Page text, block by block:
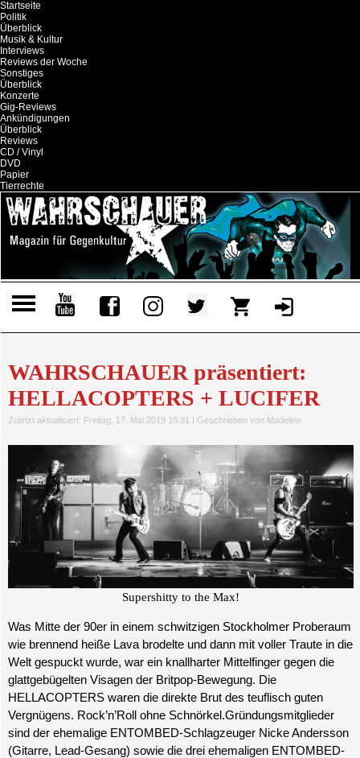
Startseite
Politik
Überblick
Musik & Kultur
Interviews
Reviews der Woche
Sonstiges
Überblick
Konzerte
Gig-Reviews
Ankündigungen
Überblick
Reviews
CD / Vinyl
DVD
Papier
Tierrechte
WAHRSCHAUER präsentiert:
HELLACOPTERS + LUCIFER
Zuletzt aktualisiert: Freitag, 17. Mai 2019 16:31 | Geschrieben von Madeline
Supershitty to the Max!
Was Mitte der 90er in einem schwitzigen Stockholmer Proberaum
wie brennend heiße Lava brodelte und dann mit voller Traute in die
Welt gespuckt wurde, war ein knallharter Mittelfinger gegen die
glattgebügelten Visagen der Britpop-Bewegung. Die
HELLACOPTERS waren die direkte Brut des teuflisch guten
Vergnügens. Rock’n’Roll ohne Schnörkel.Gründungsmitglieder
sind der ehemalige ENTOMBED-Schlagzeuger Nicke Andersson
(Gitarre, Lead-Gesang) sowie die drei ehemaligen ENTOMBED-